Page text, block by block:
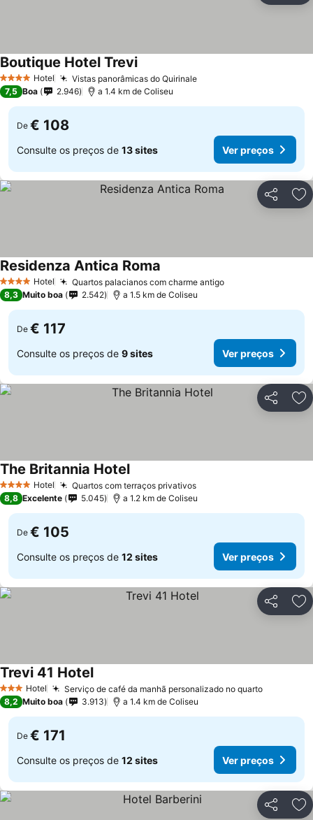
4 EstrelasHotel Vistas panorâmicas do QuirinaleVer preços
Boutique Hotel TreviVer preços
7,5 Boa 2.946 a 1.4 km de Coliseu
De € 108
Consulte os preços de 13 sites Ver preços
Partilhar
4 EstrelasHotel Quartos palacianos com charme antigoVer preços
Residenza Antica Roma
8,3 Muito boa 2.542 a 1.5 km de Coliseu
De € 117
Consulte os preços de 9 sites Ver preços
Partilhar
4 EstrelasHotel Quartos com terraços privativosVer preços
The Britannia HotelVer preços
8,8 Excelente 5.045 a 1.2 km de Coliseu
De € 105
Consulte os preços de 12 sites Ver preços
Partilhar
3 EstrelasHotel Serviço de café da manhã personalizado no quartoVer
Trevi 41 HotelVer preços
8,2 Muito boa 3.913 a 1.4 km de Coliseu
De € 171
Consulte os preços de 12 sites Ver preços
Partilhar